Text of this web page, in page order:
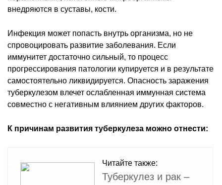
внедряются в суставы, кости.
Инфекция может попасть внутрь организма, но не
спровоцировать развитие заболевания. Если
иммунитет достаточно сильный, то процесс
прогрессирования патологии купируется и в результате
самостоятельно ликвидируется. Опасность заражения
туберкулезом влечет ослабленная иммунная система
совместно с негативным влиянием других факторов.
К причинам развития туберкулеза можно отнести:
Читайте также:
Туберкулез и рак –